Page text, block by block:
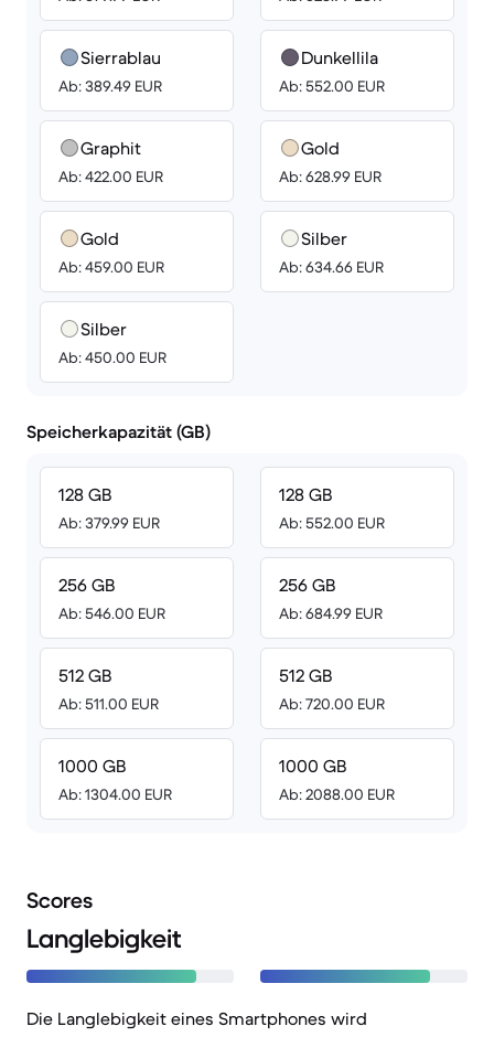
Sierrablau
Ab: 389.49 EUR
Graphit
Ab: 422.00 EUR
Gold
Ab: 459.00 EUR
Silber
Ab: 450.00 EUR
Dunkellila
Ab: 552.00 EUR
Gold
Ab: 628.99 EUR
Silber
Ab: 634.66 EUR
Speicherkapazität (GB)
128 GB
Ab: 379.99 EUR
256 GB
Ab: 546.00 EUR
512 GB
Ab: 511.00 EUR
1000 GB
Ab: 1304.00 EUR
128 GB
Ab: 552.00 EUR
256 GB
Ab: 684.99 EUR
512 GB
Ab: 720.00 EUR
1000 GB
Ab: 2088.00 EUR
Scores
Langlebigkeit
Die Langlebigkeit eines Smartphones wird